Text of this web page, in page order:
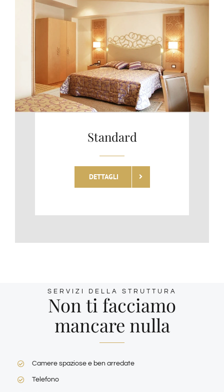
Standard
DETTAGLI
SERVIZI DELLA STRUTTURA
Non ti facciamo
mancare nulla
Camere spaziose e ben arredate
Telefono